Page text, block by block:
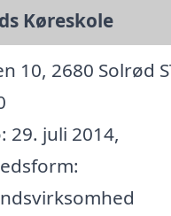
Køreskole
10, 2680 Solrød
29. juli 2014,